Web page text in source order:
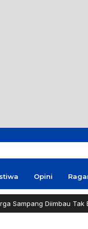
Opini
Diimbau Tak Bakar